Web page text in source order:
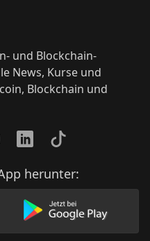
und Blockchain-
News, Kurse und
Blockchain und
LinkedInTikTok
herunter:
im AppStore herunter
Lade unsere